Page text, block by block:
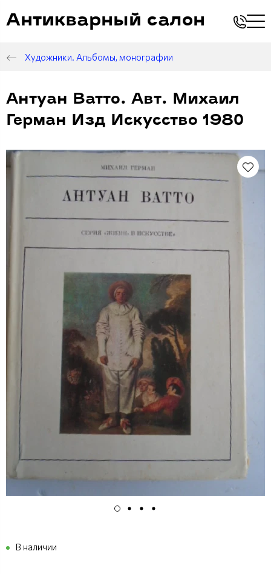
Антикварный салон
Художники. Альбомы, монографии
Антуан Ватто. Авт. Михаил
Герман Изд Искусство 1980
В наличии